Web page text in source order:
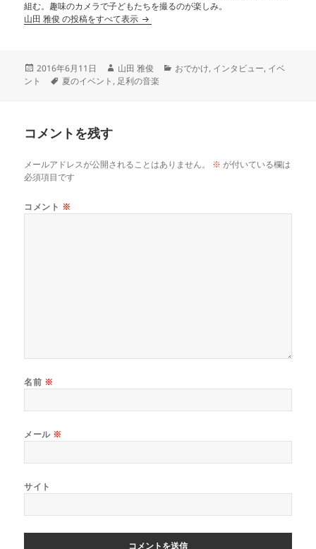
組む。趣味のカメラで子どもたちを撮るのが楽しみ。
山田 雅俊 の投稿をすべて表示
2016年6月11日 山田 雅俊 おでかけ, インタビュー, イベ
ント
夏のイベント,足利の音楽
コメントを残す
メールアドレスが公開されることはありません。 ※ が付いている欄は
必須項目です
コメント ※
名前 ※
メール ※
サイト